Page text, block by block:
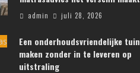
admin juli 28, 2026
Een onderhoudsvriendelijke tuin
maken zonder in te leveren op
uitstraling